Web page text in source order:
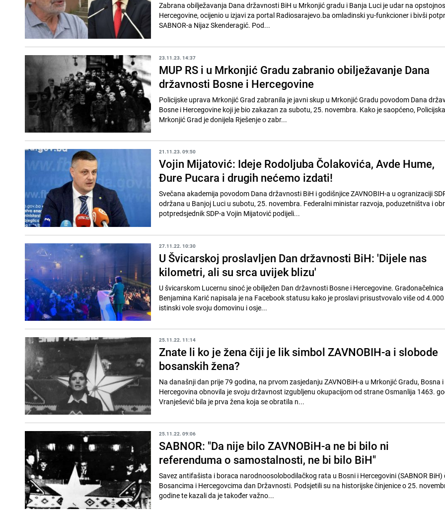
Zabrana obilježavanja Dana državnosti BiH u Mrkonjić gradu i Banja Luci je udar na
Hercegovine, ocijenio u izjavi za portal Radiosarajevo.ba omladinski yu-funkcioner i bivši
SABNOR-a Nijaz Skenderagić. Pod...
23.11.23. 14:37
MUP RS i u Mrkonjić Gradu zabranio obilježavanje Dana
državnosti Bosne i Hercegovine
Policijske uprava Mrkonjić Grad zabranila je javni skup u Mrkonjić Gradu povodom Dana
Bosne i Hercegovine koji je bio zakazan za subotu, 25. novembra. Kako je saopćeno,
Mrkonjić Grad je donijela Rješenje o zabr...
21.11.23. 09:50
Vojin Mijatović: Ideje Rodoljuba Čolakovića, Avde Hume,
Đure Pucara i drugih nećemo izdati!
Svečana akademija povodom Dana državnosti BiH i godišnjice ZAVNOBIH-a u ogranizaciji
održana u Banjoj Luci u subotu, 25. novembra. Federalni ministar razvoja, poduzetništva i
potpredsjednik SDP-a Vojin Mijatović podijeli...
27.11.22. 10:30
U Švicarskoj proslavljen Dan državnosti BiH: 'Dijele nas
kilometri, ali su srca uvijek blizu'
U švicarskom Lucernu sinoć je obilježen Dan državnosti Bosne i Hercegovine. Gradonačelnica
Benjamina Karić napisala je na Facebook statusu kako je proslavi prisustvovalo više od
istinski vole svoju domovinu i osje...
25.11.22. 11:14
Znate li ko je žena čiji je lik simbol ZAVNOBIH-a i slobode
bosanskih žena?
Na današnji dan prije 79 godina, na prvom zasjedanju ZAVNOBiH-a u Mrkonjić Gradu, Bosna i
Hercegovina obnovila je svoju državnost izgubljenu okupacijom od strane Osmanlija 1463.
Vranješević bila je prva žena koja se obratila n...
25.11.22. 09:06
SABNOR: "Da nije bilo ZAVNOBiH-a ne bi bilo ni
referenduma o samostalnosti, ne bi bilo BiH"
Savez antifašista i boraca narodnoosolobodilačkog rata u Bosni i Hercegovini (SABNOR BiH)
Bosancima i Hercegovcima dan Državnosti. Podsjetili su na historijske činjenice o 25.
godine te kazali da je također važno...